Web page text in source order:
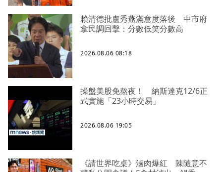
賴清德批盧秀燕滿意度落後 中市府
拿民調回擊：分數低笑分數高
2026.08.06 08:18
操盤美股免熬夜！ 納斯達克12/6正
式實施「23小時交易」
2026.08.06 19:05
《請世界吃桌》滷肉爆紅 陳隨意不